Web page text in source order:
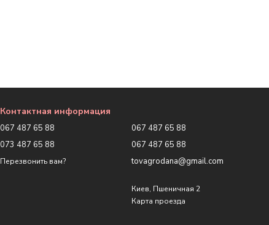
Контактная информация
067 487 65 88
073 487 65 88
Перезвонить вам?
067 487 65 88
067 487 65 88
tovagrodana@gmail.com
Киев, Пшеничная 2
Карта проезда